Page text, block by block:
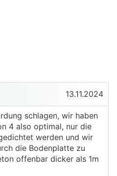
13.11.2024
schlagen, wir haben
4 also optimal, nur die
werden und wir
die Bodenplatte zu
offenbar dicker als 1m